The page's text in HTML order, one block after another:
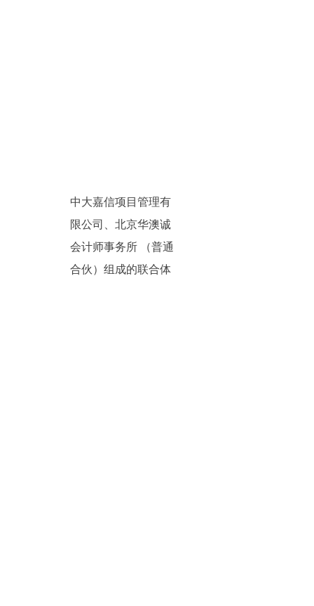
中大嘉信项目管理有
限公司、北京华澳诚
会计师事务所 （普通
合伙）组成的联合体